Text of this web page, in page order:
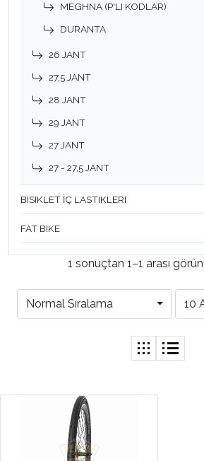
MEGHNA (P'LI KODLAR)
DURANTA
26 JANT
27,5 JANT
28 JANT
29 JANT
27 JANT
27 - 27,5 JANT
BISIKLET İÇ LASTIKLERI
FAT BIKE
1 sonuçtan 1–1 arası
Normal Sıralama 10